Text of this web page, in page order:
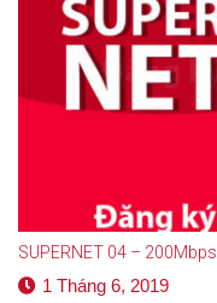
SUPERNET 04 – 200Mbps
1 Tháng 6, 2019